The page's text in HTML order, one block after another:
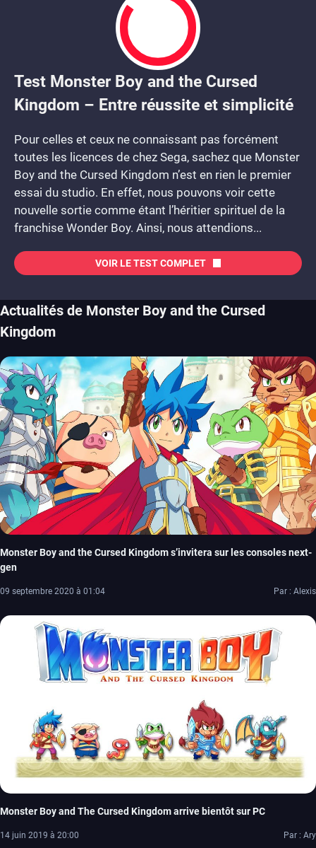
8.5
Test Monster Boy and the Cursed
Kingdom – Entre réussite et simplicité
Pour celles et ceux ne connaissant pas forcément
toutes les licences de chez Sega, sachez que Monster
Boy and the Cursed Kingdom n’est en rien le premier
essai du studio. En effet, nous pouvons voir cette
nouvelle sortie comme étant l’héritier spirituel de la
franchise Wonder Boy. Ainsi, nous attendions...
VOIR LE TEST COMPLET
Actualités de Monster Boy and the Cursed
Kingdom
Monster Boy and the Cursed Kingdom s’invitera sur les consoles next-
gen
09 septembre 2020 à 01:04 Par : Alexis
Monster Boy and The Cursed Kingdom arrive bientôt sur PC
14 juin 2019 à 20:00 Par : Ary